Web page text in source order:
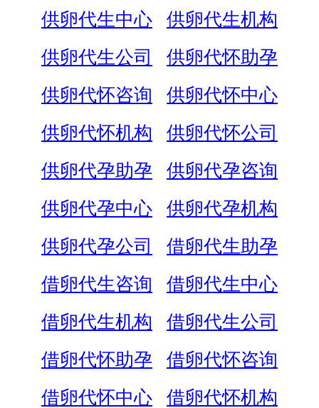
供卵代生中心
供卵代生机构
供卵代生公司
供卵代怀助孕
供卵代怀咨询
供卵代怀中心
供卵代怀机构
供卵代怀公司
供卵代孕助孕
供卵代孕咨询
供卵代孕中心
供卵代孕机构
供卵代孕公司
借卵代生助孕
借卵代生咨询
借卵代生中心
借卵代生机构
借卵代生公司
借卵代怀助孕
借卵代怀咨询
借卵代怀中心
借卵代怀机构